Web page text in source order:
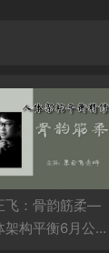
飞：骨韵筋柔—
架构平衡6月公益